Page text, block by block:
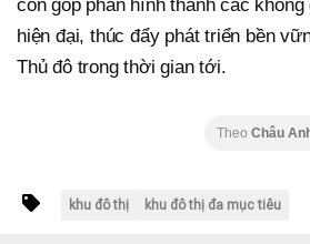
còn góp phần hình thành các không
hiện đại, thúc đẩy phát triển bền
Thủ đô trong thời gian tới.
Theo Châu
khu đô thị khu đô thị đa mục tiêu